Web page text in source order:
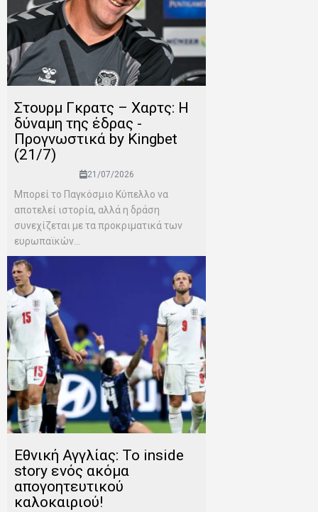
Στουρμ Γκρατς – Χαρτς: Η
δύναμη της έδρας -
Προγνωστικά by Kingbet
(21/7)
21/07/2026
Μπορεί το Παγκόσμιο Κύπελλο να
αποτελεί ιστορία, αλλά η δράση
συνεχίζεται με τα προκριματικά των
ευρωπαϊκών...
Εθνική Αγγλίας: Το inside
story ενός ακόμα
απογοητευτικού
καλοκαιριού!